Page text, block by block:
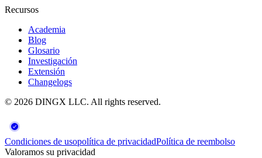
Recursos
Academia
Blog
Glosario
Investigación
Extensión
Changelogs
© 2026 DINGX LLC. All rights reserved.
Condiciones de usopolítica de privacidadPolítica de reembolso
Valoramos su privacidad